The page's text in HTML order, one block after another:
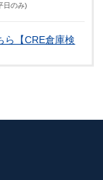
日のみ)
ら【CRE倉庫検